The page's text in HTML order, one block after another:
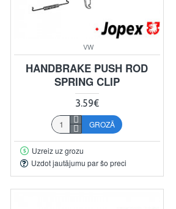
VW
HANDBRAKE PUSH ROD
SPRING CLIP
3.59€
GROZĀ
Uzreiz uz grozu
Uzdot jautājumu par šo preci